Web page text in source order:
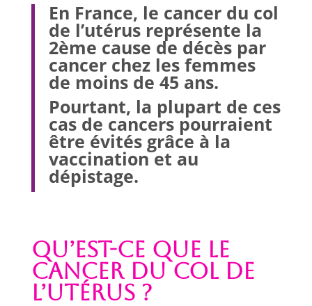
En France, le cancer du col
de l’utérus représente la
2ème cause de décès par
cancer chez les femmes
de moins de 45 ans.
Pourtant, la plupart de ces
cas de cancers pourraient
être évités grâce à la
vaccination et au
dépistage.
Qu’est-ce que le
cancer du col de
l’utérus ?